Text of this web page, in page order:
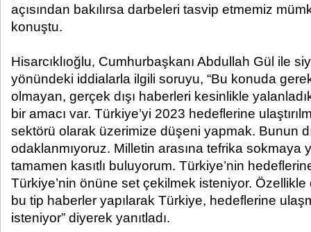
açısından bakılırsa darbeleri tasvip etmemiz
konuştu.
Hisarcıklıoğlu, Cumhurbaşkanı Abdullah Gül ile
yönündeki iddialarla ilgili soruyu, “Bu konuda
olmayan, gerçek dışı haberleri kesinlikle
bir amacı var. Türkiye’yi 2023 hedeflerine
sektörü olarak üzerimize düşeni yapmak. Bunun
odaklanmıyoruz. Milletin arasına tefrika sokmaya
tamamen kasıtlı buluyorum. Türkiye’nin
Türkiye’nin önüne set çekilmek isteniyor. Özellikle
bu tip haberler yapılarak Türkiye, hedeflerine
isteniyor” diyerek yanıtladı.